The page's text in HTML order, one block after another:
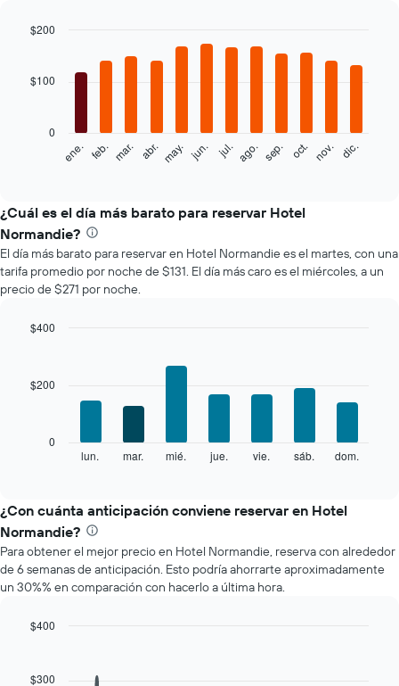
with
siguiente
el
precio
promedio
de
una
habitación
mes
muestra
El
gráfico
muestra
1
eje
indica
ene. feb. mar. abr. may. jun. jul. ago. sep. oct. nov. dic.
0
$100
$200
¿Cuál es el día más barato para reservar Hotel
Normandie?
El día más barato para reservar en Hotel Normandie es el martes, con una
tarifa promedio por noche de $131. El día más caro es el miércoles, a un
precio de $271 por noche.
el
precio
promedio
de
una
habitación
cada
la
lun. mar. mié. jue. vie. sáb. dom.
0
$200
$400
¿Con cuánta anticipación conviene reservar en Hotel
Normandie?
Para obtener el mejor precio en Hotel Normandie, reserva con alrededor
de 6 semanas de anticipación. Esto podría ahorrarte aproximadamente
un 30%% en comparación con hacerlo a última hora.
with
$300
$400